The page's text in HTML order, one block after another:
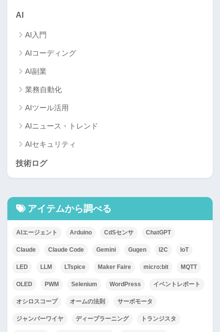
AI
AI入門
AIコーディング
AI副業
業務自動化
AIツール活用
AIニュース・トレンド
AIセキュリティ
技術ログ
アイテムから調べる
AIエージェント Arduino CdSセンサ ChatGPT
Claude Claude Code Gemini Gugen I2C IoT
LED LLM LTspice Maker Faire micro:bit MQTT
OLED PWM Selenium WordPress イベントレポート
オシロスコープ オームの法則 サーボモータ
ジャンパーワイヤ ディープラーニング トランジスタ